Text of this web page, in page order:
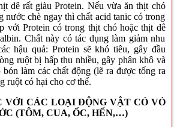
rất giàu Protein. Nếu vừa ăn thịt chó
nước chè ngay thì chất acid tanic có trong
với Protein có trong thịt chó hoặc thịt dê
Chất này có tác dụng làm giảm nhu
hậu quả: Protein sẽ khó tiêu, gây đầu
ruột bị hấp thu nhiều, gây phân khô và
làm các chất động (lẽ ra được tống ra
ruột có hại cho cơ thể.
VỚI CÁC LOẠI ĐỘNG VẬT CÓ VỎ
(TÔM, CUA, ỐC, HẾN,…)